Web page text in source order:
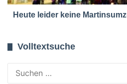
Heute leider keine
Volltextsuche